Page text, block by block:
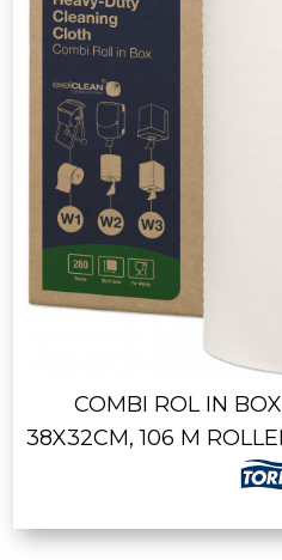
COMBI ROL IN
38X32CM, 106 M